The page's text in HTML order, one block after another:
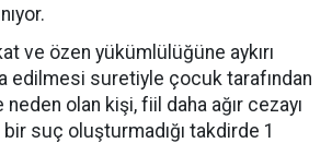
ve özen yükümlülüğüne aykırı
edilmesi suretiyle çocuk tarafından
olan kişi, fiil daha ağır cezayı
suç oluşturmadığı takdirde 1